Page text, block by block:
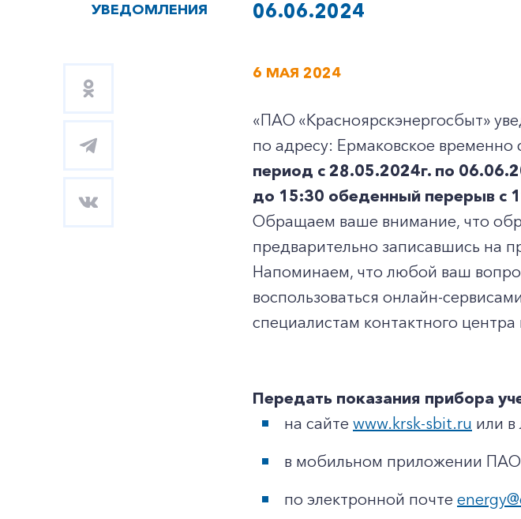
УВЕДОМЛЕНИЯ
06.06.2024
6 МАЯ 2024
«ПАО «Красноярскэнергосбыт»
по адресу: Ермаковское временно
период с 28.05.2024г. по
до 15:30 обеденный перерыв с
Обращаем ваше внимание, что
предварительно записавшись на
Напоминаем, что любой ваш
воспользоваться онлайн-
специалистам контактного
Передать показания прибора
на сайте www.krsk-sbit.ru или в
в мобильном приложении ПАО
по электронной почте